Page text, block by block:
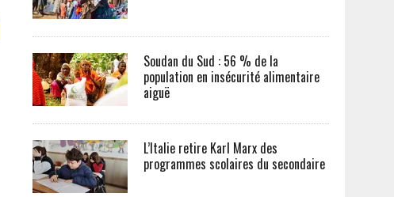
Soudan du Sud : 56 % de la
population en insécurité alimentaire
aiguë
L’Italie retire Karl Marx des
programmes scolaires du secondaire